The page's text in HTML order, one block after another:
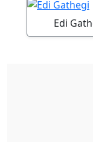
Edi